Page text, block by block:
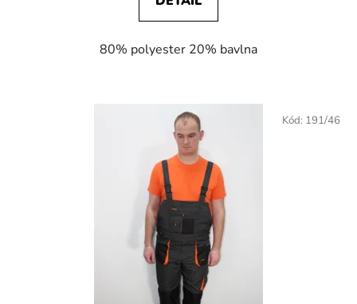
z
hviezdičiek.
80% polyester 20% bavlna
Kód: 191/46